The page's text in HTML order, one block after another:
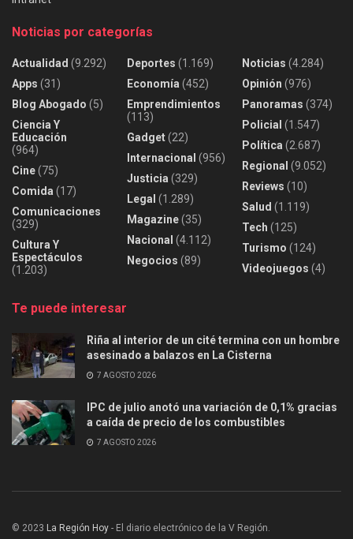
Noticias por categorías
Actualidad (9.292)
Apps (31)
Blog Abogado (5)
Ciencia Y
Educación
(964)
Cine(75)
Comida (17)
Comunicaciones
(329)
Cultura Y
Espectáculos
(1.203)
Deportes (1.169)
Economía (452)
Emprendimientos
(113)
Gadget(22)
Internacional (956)
Justicia (329)
Legal (1.289)
Magazine(35)
Nacional (4.112)
Negocios (89)
Noticias (4.284)
Opinión (976)
Panoramas (374)
Policial (1.547)
Política (2.687)
Regional (9.052)
Reviews (10)
Salud (1.119)
Tech (125)
Turismo (124)
Videojuegos (4)
Te puede interesar
Riña al interior de un cité termina con un hombre
asesinado a balazos en La Cisterna
7 AGOSTO 2026
IPC de julio anotó una variación de 0,1% gracias
a caída de precio de los combustibles
7 AGOSTO 2026
© 2023 La Región Hoy - El diario electrónico de la V Región.